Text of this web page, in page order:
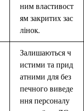
ним властивост
ям закритих зас
лінок.
Залишаються ч
истими та прид
атними для без
печного виведе
ння персоналу